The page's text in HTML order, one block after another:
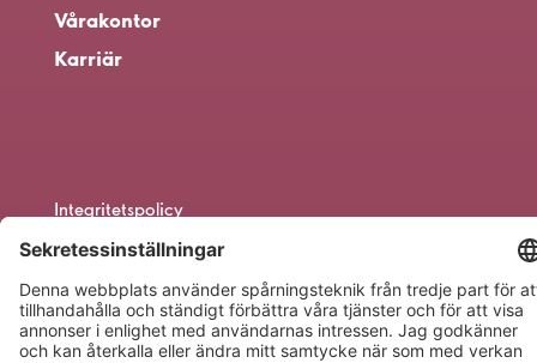
Vårakontor
Karriär
Integritetspolicy
Till toppen